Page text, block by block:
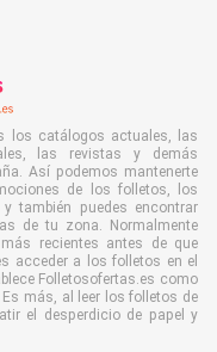
los catálogos actuales, las
las revistas y demás
Así podemos mantenerte
de los folletos, los
también puedes encontrar
de tu zona. Normalmente
recientes antes de que
acceder a los folletos en el
Folletosofertas.es como
más, al leer los folletos de
el desperdicio de papel y